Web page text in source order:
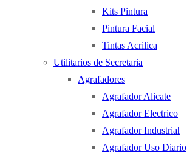
Kits Pintura
Pintura Facial
Tintas Acrilica
Utilitarios de Secretaria
Agrafadores
Agrafador Alicate
Agrafador Electrico
Agrafador Industrial
Agrafador Uso Diario